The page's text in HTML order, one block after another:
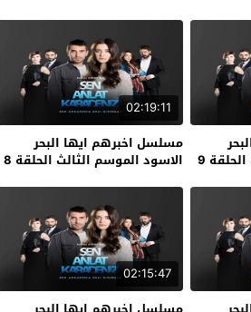
9
02:19:11
مسلسل اخبرهم ايها البحر
الاسود الموسم الثالث الحلقة 8
02:15:47